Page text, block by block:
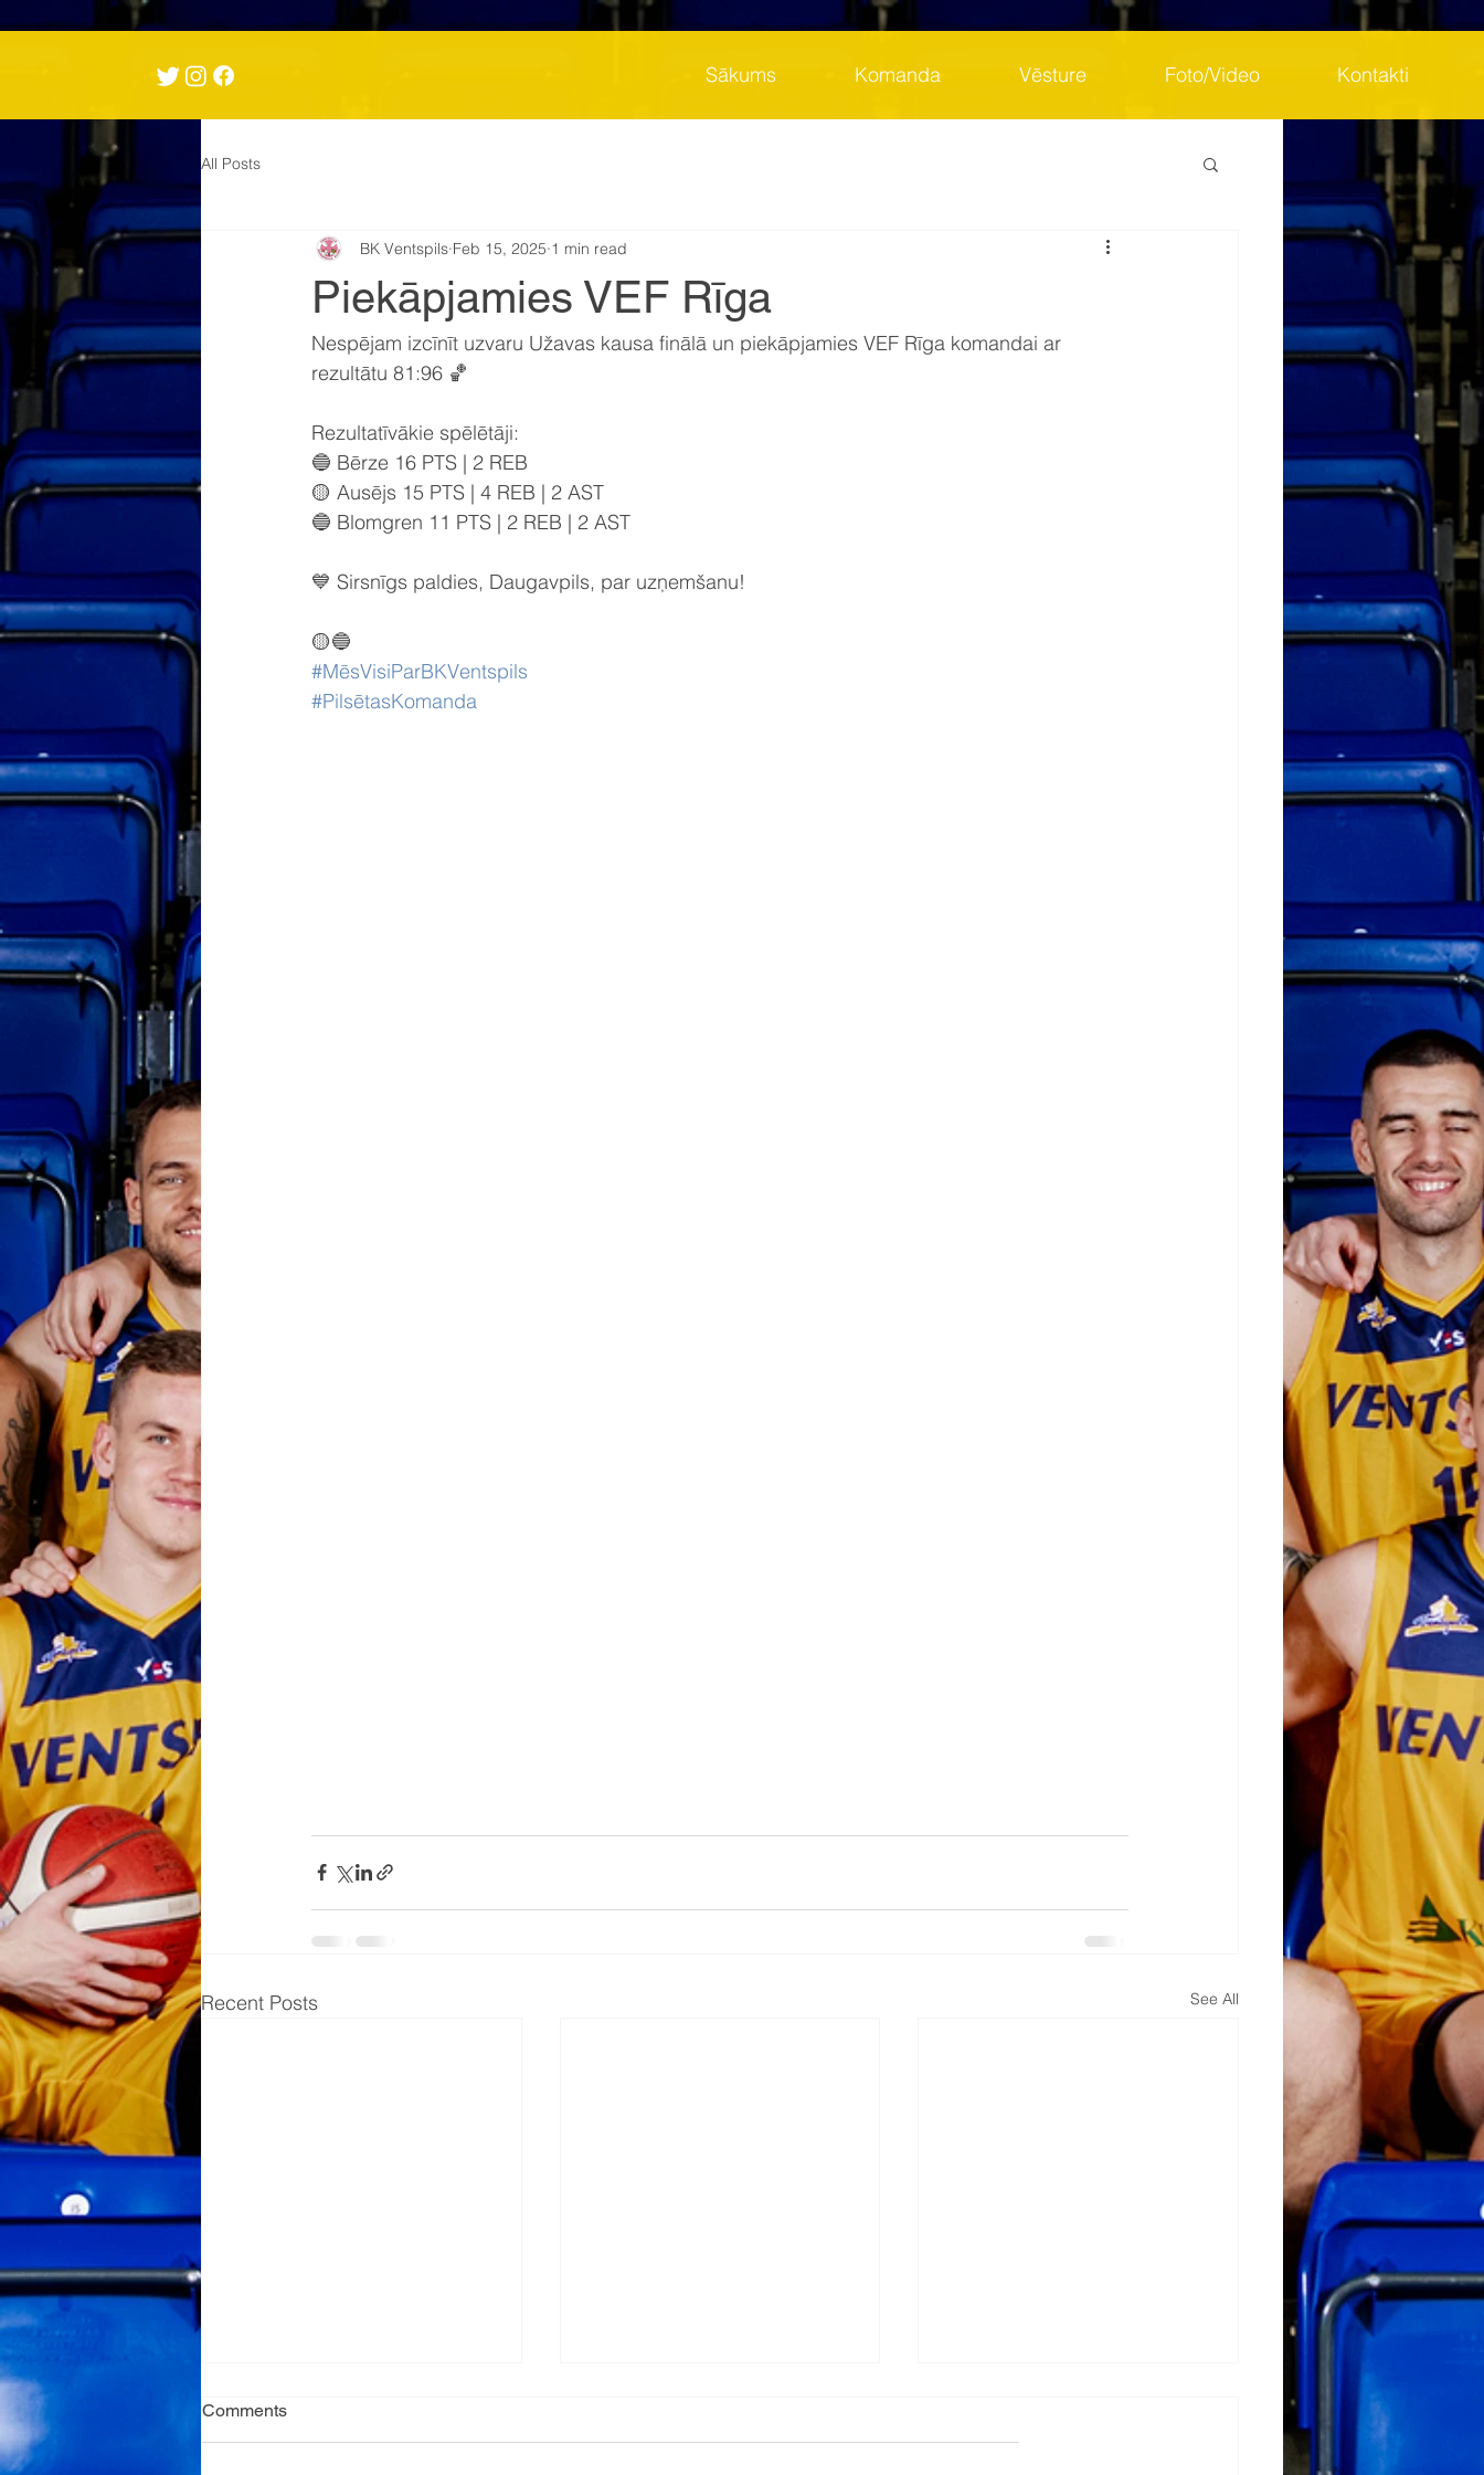
Sākums Komanda Vēsture Foto/Video Kontakti
All Posts
Piekāpjamies VEF Rīga
BK Ventspils Feb 15, 2025 1 min read
Nespējam izcīnīt uzvaru Užavas kausa finālā un piekāpjamies VEF Rīga komandai ar
rezultātu 81:96 🏀
Rezultatīvākie spēlētāji:
🔵 Bērze 16 PTS | 2 REB
🟡 Ausējs 15 PTS | 4 REB | 2 AST
🔵 Blomgren 11 PTS | 2 REB | 2 AST
💙 Sirsnīgs paldies, Daugavpils, par uzņemšanu!
🟡🔵
#MēsVisiParBKVentspils
#PilsētasKomanda
Recent Posts See All
Comments